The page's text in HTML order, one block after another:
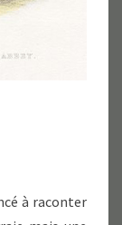
à raconter